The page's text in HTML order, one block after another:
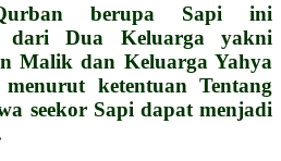
berupa Sapi ini
dari Dua Keluarga yakni
Malik dan Keluarga Yahya
ketentuan Tentang
seekor Sapi dapat menjadi